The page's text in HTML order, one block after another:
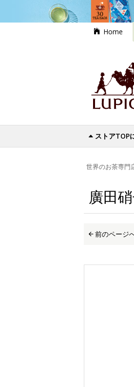
Home
ストアTOP
世界のお茶専門
廣田
前のページ